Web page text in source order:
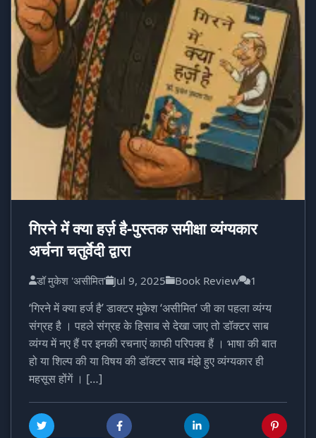
गिरने में क्या हर्ज़ है-पुस्तक समीक्षा व्यंग्यकार
अर्चना चतुर्वेदी द्वारा
डॉ मुकेश 'असीमित' Jul 9, 2025 Book Review 1
‘गिरने में क्या हर्ज है’ डाक्टर मुकेश ‘असीमित’ जी का पहला व्यंग्य
संग्रह है । पहले संग्रह के हिसाब से देखा जाए तो डॉक्टर साब
व्यंग्य में नए हैं पर इनकी रचनाएं काफी परिपक्व हैं । भाषा की बात
हो या शिल्प की या विषय की डॉक्टर साब मंझे हुए व्यंग्यकार ही
महसूस होंगें । […]